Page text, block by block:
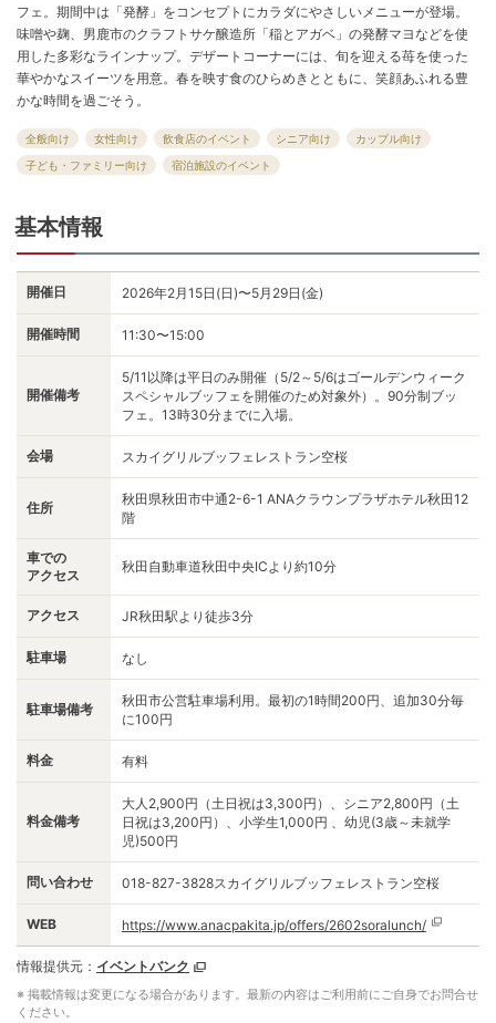
フェ。期間中は「発酵」をコンセプトにカラダにやさしいメニューが登場。
味噌や麹、男鹿市のクラフトサケ醸造所「稲とアガベ」の発酵マヨなどを使
用した多彩なラインナップ。デザートコーナーには、旬を迎える苺を使った
華やかなスイーツを用意。春を映す食のひらめきとともに、笑顔あふれる豊
かな時間を過ごそう。
全般向け 女性向け 飲食店のイベント シニア向け
カップル向け
子ども・ファミリー向け
宿泊施設のイベント
基本情報
開催日 2026年2月15日(日)〜5月29日(金)
開催時間 11:30〜15:00
開催備考
5/11以降は平日のみ開催（5/2～5/6はゴールデンウィーク
スペシャルブッフェを開催のため対象外）。90分制ブッ
フェ。13時30分までに入場。
会場 スカイグリルブッフェレストラン空桜
住所
秋田県秋田市中通2-6-1 ANAクラウンプラザホテル秋田12
階
車での
アクセス
秋田自動車道秋田中央ICより約10分
アクセス JR秋田駅より徒歩3分
駐車場 なし
駐車場備考
秋田市公営駐車場利用。最初の1時間200円、追加30分毎
に100円
料金 有料
料金備考
大人2,900円（土日祝は3,300円）、シニア2,800円（土
日祝は3,200円）、小学生1,000円 、幼児(3歳～未就学
児)500円
問い合わせ 018-827-3828スカイグリルブッフェレストラン空桜
WEB https://www.anacpakita.jp/offers/2602soralunch/
情報提供元： イベントバンク
※ 掲載情報は変更になる場合があります。最新の内容はご利用前にご自身でお問合せ
ください。